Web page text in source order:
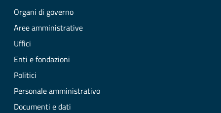
Organi di governo
Aree amministrative
Uffici
Enti e fondazioni
Politici
Personale amministrativo
Documenti e dati